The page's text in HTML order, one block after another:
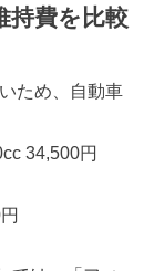
持費を比較
ため、自動車
34,500円